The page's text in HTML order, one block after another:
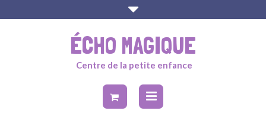
ÉCHO MAGIQUE
Centre de la petite enfance